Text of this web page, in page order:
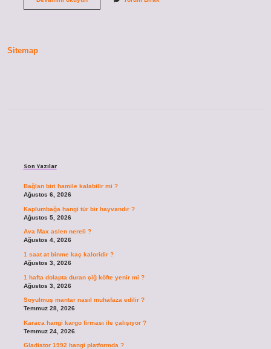
Sitemap
Son Yazılar
Bağlan biri hamile kalabilir mi ?
Ağustos 6, 2026
Kaplumbağa hangi tür bir hayvandır ?
Ağustos 5, 2026
Ava Max aslen nereli ?
Ağustos 4, 2026
1 saat at binme kaç kaloridir ?
Ağustos 3, 2026
1 hafta dolapta duran çiğ köfte yenir mi ?
Ağustos 3, 2026
Soyulmuş mantar nasıl muhafaza edilir ?
Temmuz 28, 2026
Karaca hangi kargo firması ile çalışıyor ?
Temmuz 24, 2026
Gladiator 1992 hangi platformda ?